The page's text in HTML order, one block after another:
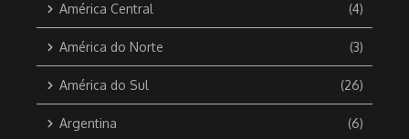
América Central (4)
América do Norte (3)
América do Sul (26)
Argentina (6)